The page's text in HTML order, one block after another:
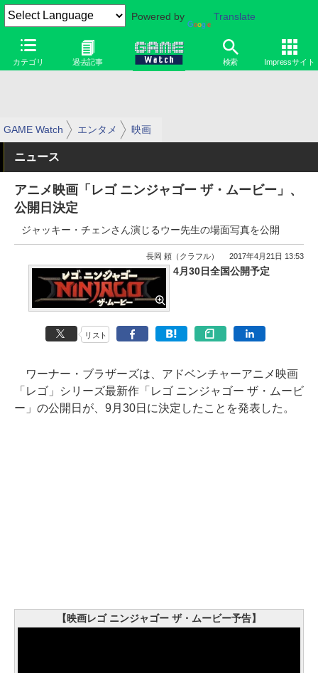
Powered by Translate
カテゴリ 過去記事 検索 Impressサイト
GAME Watch エンタメ 映画
ニュース
アニメ映画「レゴ ニンジャゴー ザ・ムービー」、
公開日決定
ジャッキー・チェンさん演じるウー先生の場面写真を公開
長岡 頼（クラフル） 2017年4月21日 13:53
4月30日全国公開予定
リスト
ワーナー・ブラザーズは、アドベンチャーアニメ映画
「レゴ」シリーズ最新作「レゴ ニンジャゴー ザ・ムービ
ー」の公開日が、9月30日に決定したことを発表した。
【映画レゴ ニンジャゴー ザ・ムービー予告】